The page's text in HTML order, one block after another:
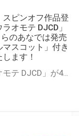
ピンオフ作品登
オモテ DJCD」
のあなでは発売
スコット」付き
ます！
「声優ラジオのウラオモテ DJCD」が4月10日に発売！ とらのあなでは発売を記念して「アクリルマスコット」付き限定セットを発売いたします。 限定セットは数量限定となりますので是非お早めにお求めください！